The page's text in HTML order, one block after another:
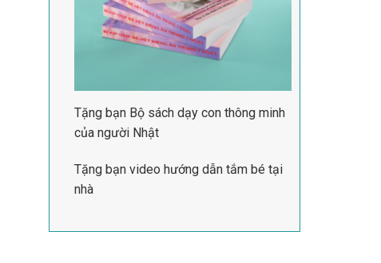
Tặng bạn Bộ sách dạy con thông minh
của người Nhật
Tặng bạn video hướng dẫn tắm bé tại
nhà